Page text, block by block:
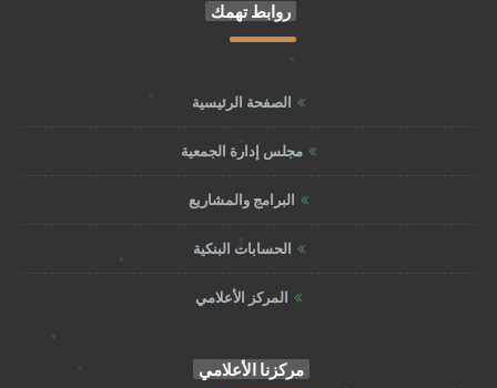
روابط تهمك
الصفحة الرئيسية
مجلس إدارة الجمعية
البرامج والمشاريع
الحسابات البنكية
المركز الأعلامي
مركزنا الأعلامي